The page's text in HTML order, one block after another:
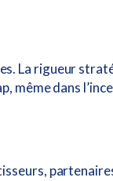
La rigueur
même dans